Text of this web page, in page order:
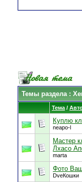
Темы раздела:
Тема /
Куплю
neapo-l
Мастер
Лхасо
marta
Фото
DveКошки